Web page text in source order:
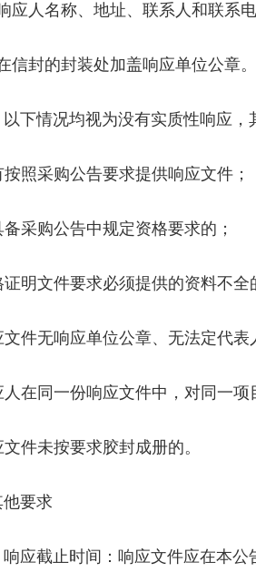
人名称、地址、联系人和联系
封的封装处加盖响应单位公章。
情况均视为没有实质性响应，
采购公告要求提供响应文件；
购公告中规定资格要求的；
文件要求必须提供的资料不全
无响应单位公章、无法定代表
同一份响应文件中，对同一项
未按要求胶封成册的。
要求
截止时间：响应文件应在本公